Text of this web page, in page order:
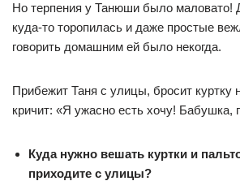
Но терпения у Танюши было маловато!
куда-то торопилась и даже простые
говорить домашним ей было некогда.
Прибежит Таня с улицы, бросит куртку
кричит: «Я ужасно есть хочу! Бабушка,
Куда нужно вешать куртки и
приходите с улицы?